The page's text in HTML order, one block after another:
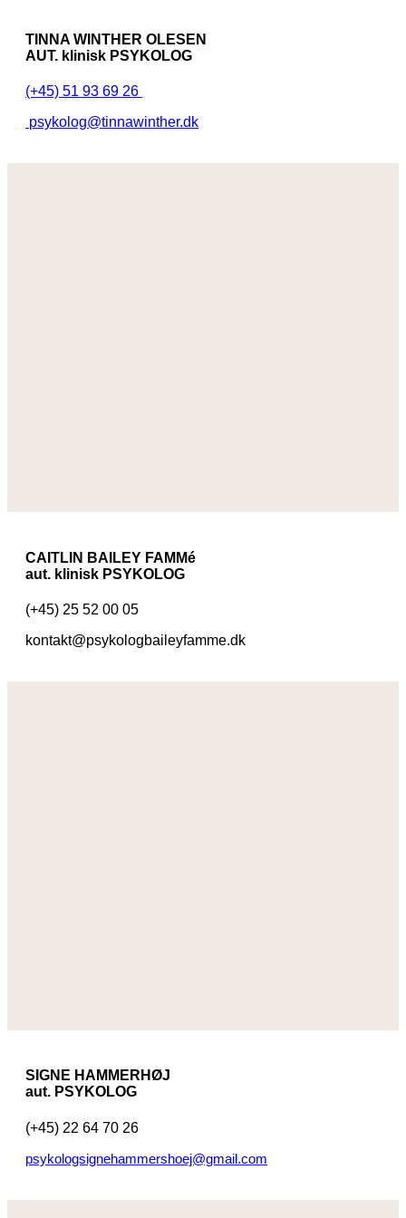
TINNA WINTHER OLESEN
AUT. klinisk PSYKOLOG
(+45) 51 93 69 26
psykolog@tinnawinther.dk
CAITLIN BAILEY FAMMé
aut. klinisk PSYKOLOG
(+45) 25 52 00 05
kontakt@psykologbaileyfamme.dk
SIGNE HAMMERHØJ
aut. PSYKOLOG
(+45) 22 64 70 26
psykologsignehammershoej@gmail.com